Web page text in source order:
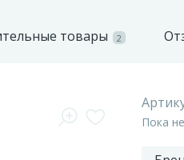
товары 2
Пока